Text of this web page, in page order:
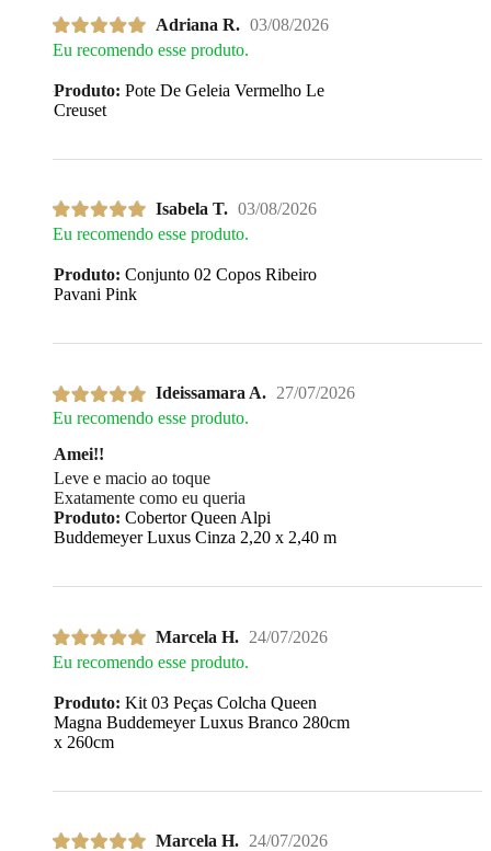
Adriana R. 03/08/2026
Eu recomendo esse produto.
Produto: Pote De Geleia Vermelho Le
Creuset
Isabela T. 03/08/2026
Eu recomendo esse produto.
Produto: Conjunto 02 Copos Ribeiro
Pavani Pink
Ideissamara A. 27/07/2026
Eu recomendo esse produto.
Amei!!
Leve e macio ao toque
Exatamente como eu queria
Produto: Cobertor Queen Alpi
Buddemeyer Luxus Cinza 2,20 x 2,40 m
Marcela H. 24/07/2026
Eu recomendo esse produto.
Produto: Kit 03 Peças Colcha Queen
Magna Buddemeyer Luxus Branco 280cm
x 260cm
Marcela H. 24/07/2026